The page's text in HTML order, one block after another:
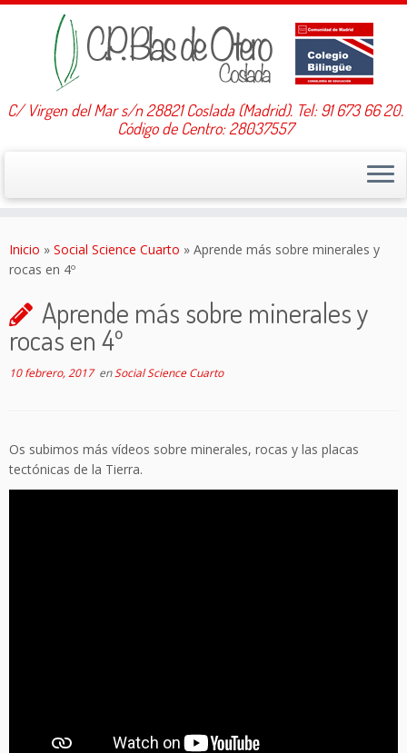
contenido
C/ Virgen del Mar s/n 28821 Coslada (Madrid). Tel: 91 673 66 20.
Código de Centro: 28037557
Inicio » Social Science Cuarto » Aprende más sobre minerales y
rocas en 4º
Aprende más sobre minerales y
rocas en 4º
10 febrero, 2017enSocial Science Cuarto
Os subimos más vídeos sobre minerales, rocas y las placas
tectónicas de la Tierra.